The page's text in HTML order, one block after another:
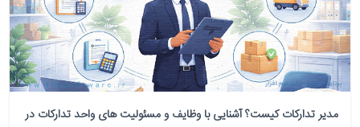
مدیر تدارکات کیست؟ آشنایی با وظایف و مسئولیت های واحد تدارکات در